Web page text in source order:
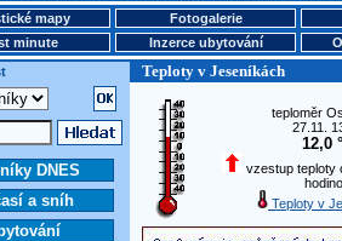
mapy
Fotogalerie
minute
Inzerce ubytování
Teploty v Jeseníkách
DNES
a sníh
teploměr
27.11.
12,0
vzestup teploty
Teploty v